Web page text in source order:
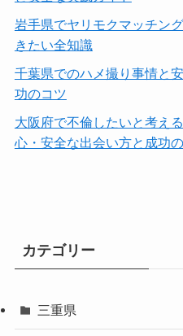
岩手県でヤリモクマッチン
きたい全知識
千葉県でのハメ撮り事情と
功のコツ
大阪府で不倫したいと考え
心・安全な出会い方と成功
カテゴリー
三重県